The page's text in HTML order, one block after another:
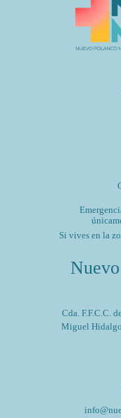
tu
Corazón
Bienestar
Si vives en la
Cda. F.F.C.C.
Miguel